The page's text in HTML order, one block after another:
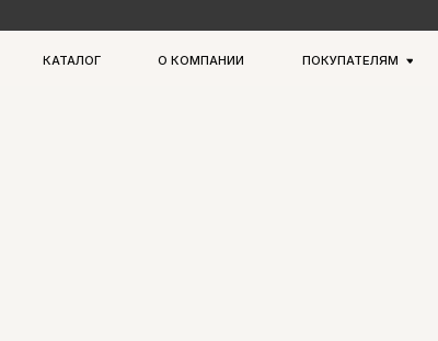
КАТАЛОГ О КОМПАНИИ ПОКУПАТЕЛЯМ БЛОГ